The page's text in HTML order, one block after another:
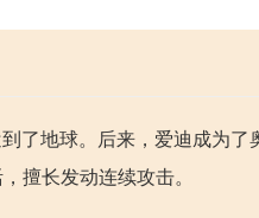
了地球。后来，爱迪成为
擅长发动连续攻击。